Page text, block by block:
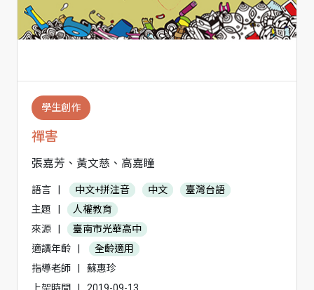
學生創作
禪害
張嘉芳、黃文慈、高嘉瞳
語言 中文+拼注音 中文
臺灣台語
主題
人權教育
來源
臺南市光華高中
適讀年齡
全齡適用
指導老師
蘇惠珍